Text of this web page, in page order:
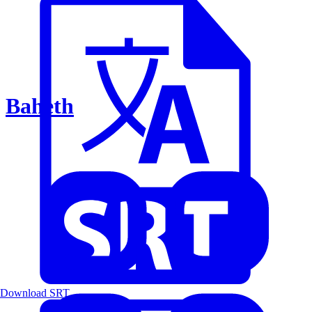
Baheth
Download SRT